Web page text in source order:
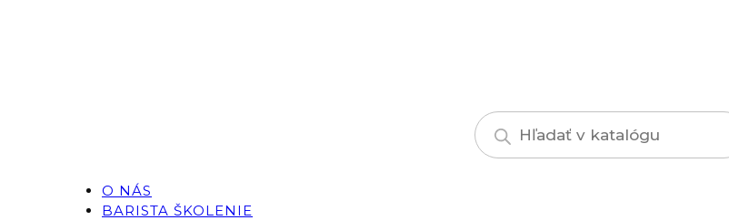
Products
search
O NÁS
BARISTA ŠKOLENIE